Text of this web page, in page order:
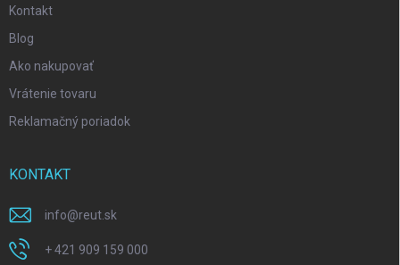
Kontakt
Blog
Ako nakupovať
Vrátenie tovaru
Reklamačný poriadok
KONTAKT
info@reut.sk
+ 421 909 159 000